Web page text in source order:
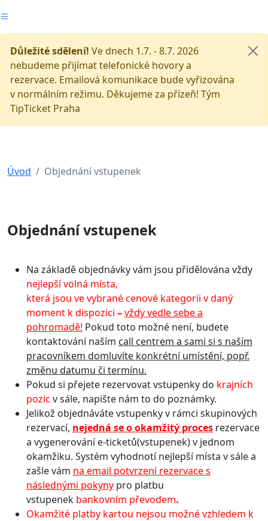
Důležité sdělení! Ve dnech 1.7. - 8.7. 2026
nebudeme přijímat telefonické hovory a
rezervace. Emailová komunikace bude vyřizována
v normálním režimu. Děkujeme za přízeň! Tým
TipTicket Praha
Úvod Objednání vstupenek
Objednání vstupenek
Na základě objednávky vám jsou přidělována vždy
nejlepší volná místa,
která jsou ve vybrané cenové kategorii v daný
moment k dispozici –vždy vedle sebe a
pohromadě! Pokud toto možné není, budete
kontaktování naším call centrem a sami si s naším
pracovníkem domluvíte konkrétní umístění, popř.
změnu datumu či termínu.
Pokud si přejete rezervovat vstupenky do krajních
pozic v sále, napište nám to do poznámky.
Jelikož objednáváte vstupenky v rámci skupinových
rezervací, nejedná se o okamžitý proces rezervace
a vygenerování e-ticketů(vstupenek) v jednom
okamžiku. Systém vyhodnotí nejlepší místa v sále a
zašle vám na email potvrzení rezervace s
následnými pokyny pro platbu
vstupenek bankovním převodem.
Okamžité platby kartou nejsou možné vzhledem k